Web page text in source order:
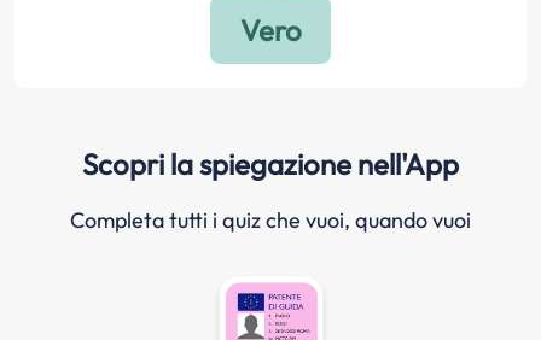
Scopri la spiegazione nell'App
Completa tutti i quiz che vuoi, quando vuoi